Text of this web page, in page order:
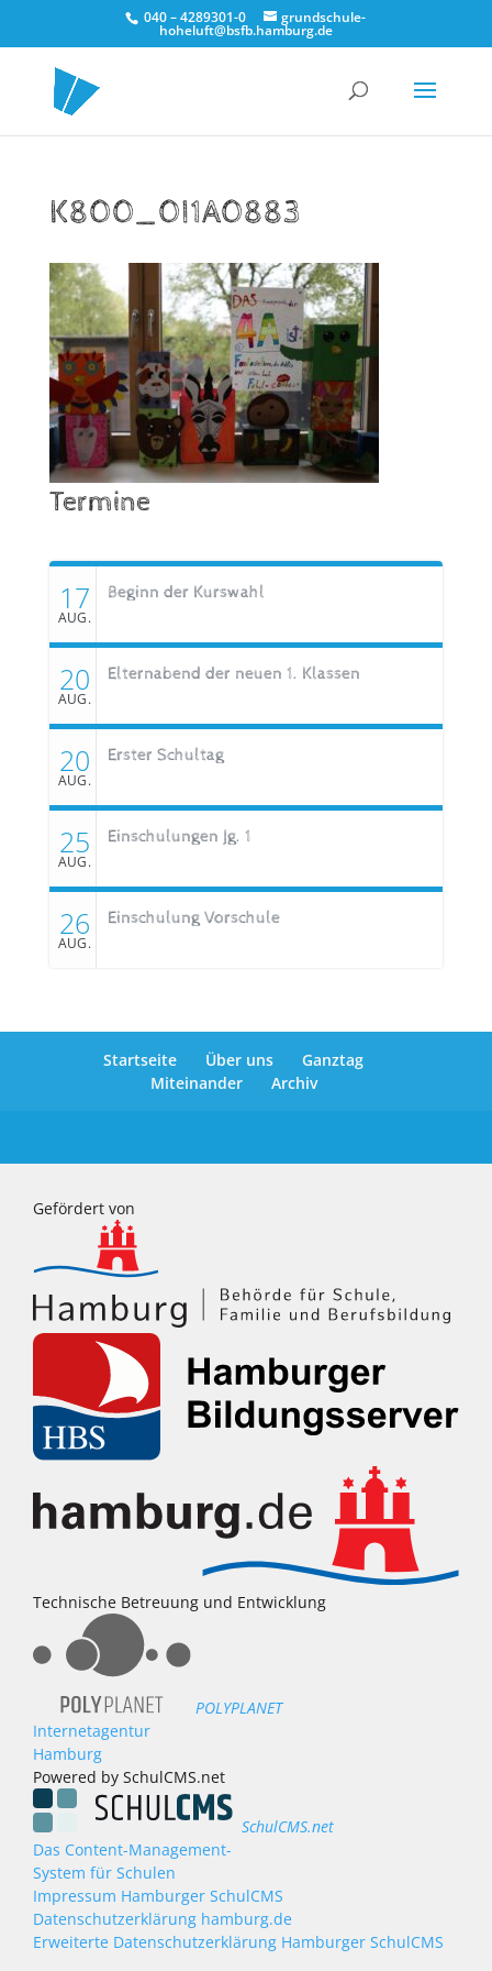
040 – 4289301-0 grundschule-
hoheluft@bsfb.hamburg.de
K800_0I1A0883
Termine
17
AUG.
Beginn der Kurswahl
20
AUG.
Elternabend der neuen 1. Klassen
20
AUG.
Erster Schultag
25
AUG.
Einschulungen Jg. 1
26
AUG.
Einschulung Vorschule
Startseite Über uns
Ganztag
Miteinander
Archiv
Gefördert von
Technische Betreuung und Entwicklung
POLYPLANET
Internetagentur
Hamburg
Powered by SchulCMS.net
SchulCMS.net
Das Content-Management-
System für Schulen
Impressum Hamburger SchulCMS
Datenschutzerklärung hamburg.de
Erweiterte Datenschutzerklärung Hamburger SchulCMS